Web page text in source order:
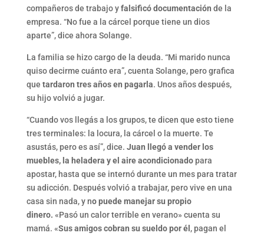
compañeros de trabajo yfalsificó documentación de la
empresa. “No fue a la cárcel porque tiene un dios
aparte”, dice ahora Solange.
La familia se hizo cargo de la deuda. “Mi marido nunca
quiso decirme cuánto era”, cuenta Solange, pero grafica
que tardaron tres años en pagarla. Unos años después,
su hijo volvió a jugar.
“Cuando vos llegás a los grupos, te dicen que esto tiene
tres terminales: la locura, la cárcel o la muerte. Te
asustás, pero es así”, dice. Juan llegó a vender los
muebles, la heladera y el aire acondicionadopara
apostar, hasta que se internó durante un mes para tratar
su adicción. Después volvió a trabajar, pero vive en una
casa sin nada, y no puede manejar su propio
dinero. «Pasó un calor terrible en verano» cuenta su
mamá. «Sus amigos cobran su sueldo por él , pagan el